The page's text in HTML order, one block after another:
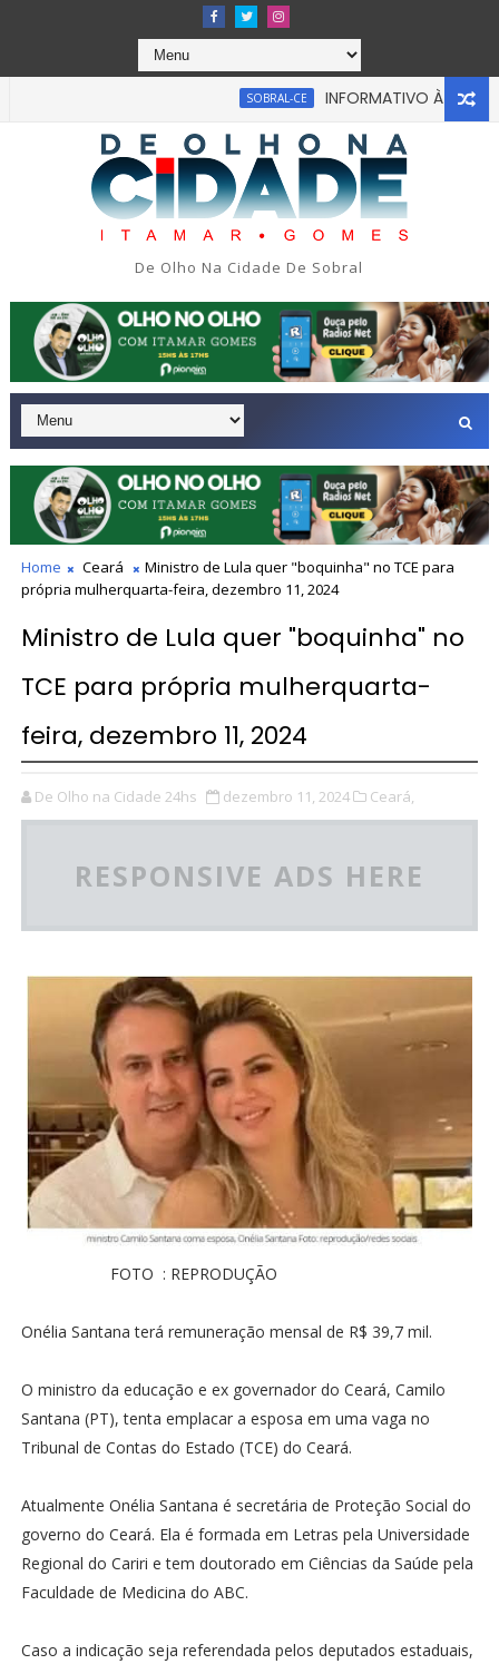
SOBRAL-CE INFORMATIVO À IMPRENSA
De Olho Na Cidade De Sobral
Home Ceará
Ministro de Lula quer "boquinha" no TCE para
própria mulherquarta-feira, dezembro 11, 2024
Ministro de Lula quer "boquinha" no
TCE para própria mulherquarta-
feira, dezembro 11, 2024
De Olho na Cidade 24hs dezembro 11, 2024 Ceará,
RESPONSIVE ADS HERE
FOTO : REPRODUÇÃO
Onélia Santana terá remuneração mensal de R$ 39,7 mil.
O ministro da educação e ex governador do Ceará, Camilo
Santana (PT), tenta emplacar a esposa em uma vaga no
Tribunal de Contas do Estado (TCE) do Ceará.
Atualmente Onélia Santana é secretária de Proteção Social do
governo do Ceará. Ela é formada em Letras pela Universidade
Regional do Cariri e tem doutorado em Ciências da Saúde pela
Faculdade de Medicina do ABC.
Caso a indicação seja referendada pelos deputados estaduais,